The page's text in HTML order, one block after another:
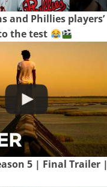
and Phillies players’
the test
5 | Final Trailer |